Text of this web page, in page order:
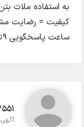
به استفاده ملات
کیفیت = رضایت
ساعت پاسخگویی 9تا21t